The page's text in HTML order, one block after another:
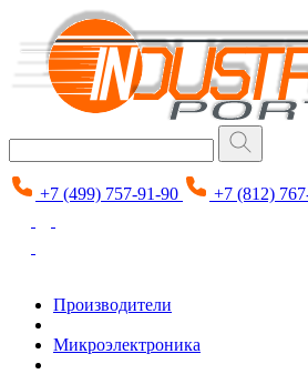
+7 (499) 757-91-90 +7 (812)
Производители
Микроэлектроника